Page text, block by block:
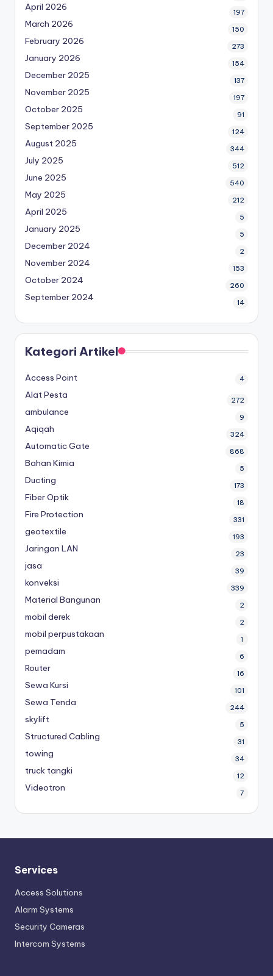
April 2026 197
March 2026 150
February 2026 273
January 2026 154
December 2025 137
November 2025 197
October 2025 91
September 2025 124
August 2025 344
July 2025 512
June 2025 540
May 2025 212
April 2025 5
January 2025 5
December 2024 2
November 2024 153
October 2024 260
September 2024 14
Kategori Artikel
Access Point 4
Alat Pesta 272
ambulance 9
Aqiqah 324
Automatic Gate 868
Bahan Kimia 5
Ducting 173
Fiber Optik 18
Fire Protection 331
geotextile 193
Jaringan LAN 23
jasa 39
konveksi 339
Material Bangunan 2
mobil derek 2
mobil perpustakaan 1
pemadam 6
Router 16
Sewa Kursi 101
Sewa Tenda 244
skylift 5
Structured Cabling 31
towing 34
truck tangki 12
Videotron 7
Services
Access Solutions
Alarm Systems
Security Cameras
Intercom Systems